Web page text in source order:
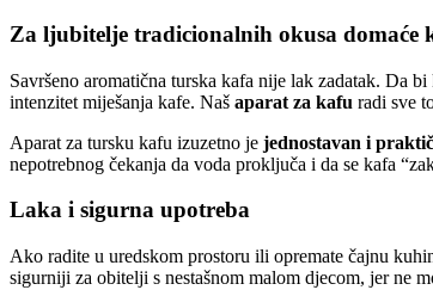
Za ljubitelje tradicionalnih okusa domaće
Savršeno aromatična turska kafa nije lak zadatak. Da
intenzitet miješanja kafe. Naš aparat za kafu radi sve
Aparat za tursku kafu izuzetno je jednostavan i
nepotrebnog čekanja da voda proključa i da se kafa
Laka i sigurna upotreba
Ako radite u uredskom prostoru ili opremate čajnu
sigurniji za obitelji s nestašnom malom djecom, jer ne